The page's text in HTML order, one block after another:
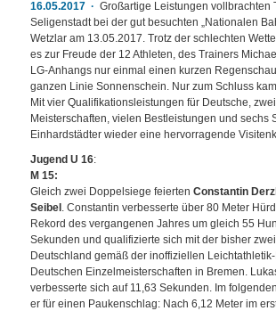
16.05.2017
Großartige Leistungen vollbrachten
Seligenstadt bei der gut besuchten „Nationalen
Wetzlar am 13.05.2017. Trotz der schlechten
es zur Freude der 12 Athleten, des Trainers
LG-Anhangs nur einmal einen kurzen
ganzen Linie Sonnenschein. Nur zum Schluss
Mit vier Qualifikationsleistungen für Deutsche,
Meisterschaften, vielen Bestleistungen und sechs
Einhardstädter wieder eine hervorragende
Jugend U 16:
M 15:
Gleich zwei Doppelsiege feierten Constantin
Seibel . Constantin verbesserte über 80 Meter
Rekord des vergangenen Jahres um gleich 55
Sekunden und qualifizierte sich mit der bisher
Deutschland gemäß der inoffiziellen
Deutschen Einzelmeisterschaften in Bremen.
verbesserte sich auf 11,63 Sekunden. Im
er für einen Paukenschlag: Nach 6,12 Meter im